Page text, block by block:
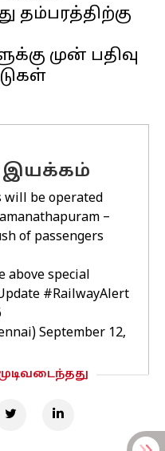
தம்பரத்திற்கு
முன் பதிவு
இயக்கம்
will be operated
–
of passengers
above special
#RailwayAlert
September 12,